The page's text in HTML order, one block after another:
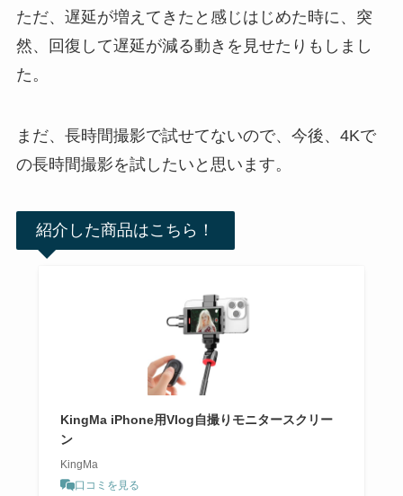
ただ、遅延が増えてきたと感じはじめた時に、突
然、回復して遅延が減る動きを見せたりもしまし
た。
まだ、長時間撮影で試せてないので、今後、4Kで
の長時間撮影を試したいと思います。
紹介した商品はこちら！
KingMa iPhone用Vlog自撮りモニタースクリー
ン
KingMa
口コミを見る